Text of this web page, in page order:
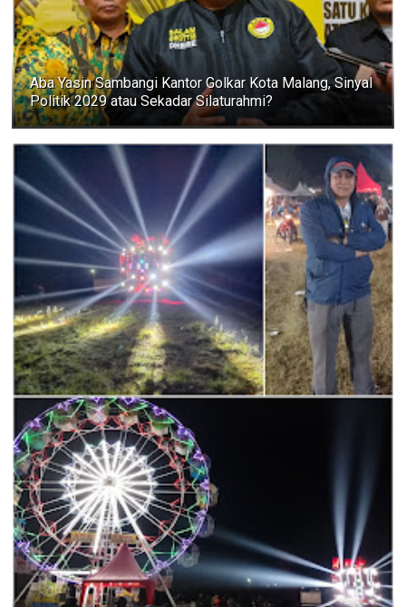
Aba Yasin Sambangi Kantor Golkar Kota Malang, Sinyal
Politik 2029 atau Sekadar Silaturahmi?